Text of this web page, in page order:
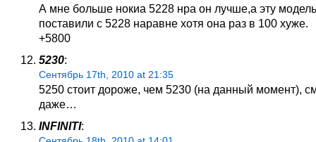
А мне больше нокиа 5228 нра он лучше,а эту модель
поставили с 5228 наравне хотя она раз в 100 хуже.
+5800
5230:
Сентябрь 17th, 2010 at 21:35
5250 стоит дороже, чем 5230 (на данный момент),
даже…
INFINITI: